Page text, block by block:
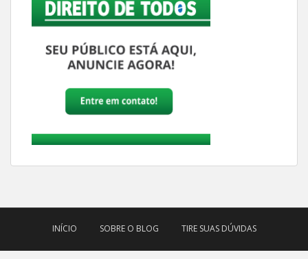
INÍCIO SOBRE O BLOG TIRE SUAS DÚVIDAS